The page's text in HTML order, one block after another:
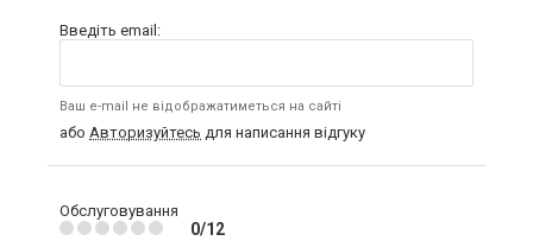
Введіть email:
Ваш e-mail не відображатиметься на сайті
або Авторизуйтесь для написання відгуку
Обслуговування
0/12